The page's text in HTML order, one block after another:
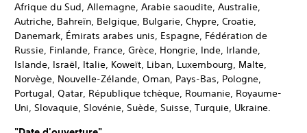
Afrique du Sud, Allemagne, Arabie saoudite, Australie,
Autriche, Bahreïn, Belgique, Bulgarie, Chypre, Croatie,
Danemark, Émirats arabes unis, Espagne, Fédération de
Russie, Finlande, France, Grèce, Hongrie, Inde, Irlande,
Islande, Israël, Italie, Koweït, Liban, Luxembourg, Malte,
Norvège, Nouvelle-Zélande, Oman, Pays-Bas, Pologne,
Portugal, Qatar, République tchèque, Roumanie, Royaume-
Uni, Slovaquie, Slovénie, Suède, Suisse, Turquie, Ukraine.